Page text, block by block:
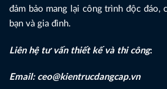
đảm bảo mang lại công trình độc đáo,
bạn và gia đình.
Liên hệ tư vấn thiết kế và thi công:
Email: ceo@kientrucdangcap.vn